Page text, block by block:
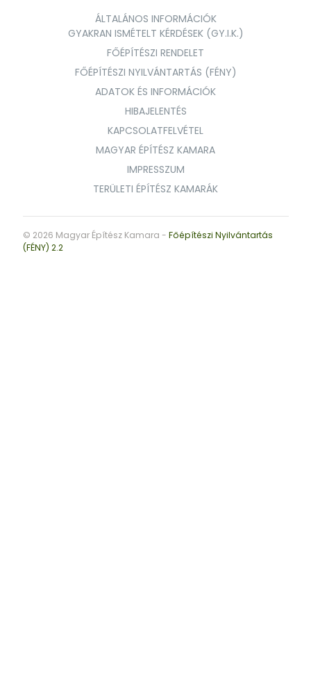
ÁLTALÁNOS INFORMÁCIÓK
GYAKRAN ISMÉTELT KÉRDÉSEK (GY.I.K.)
FŐÉPÍTÉSZI RENDELET
FŐÉPÍTÉSZI NYILVÁNTARTÁS (FÉNY)
ADATOK ÉS INFORMÁCIÓK
HIBAJELENTÉS
KAPCSOLATFELVÉTEL
MAGYAR ÉPÍTÉSZ KAMARA
IMPRESSZUM
TERÜLETI ÉPÍTÉSZ KAMARÁK
© 2026 Magyar Építész Kamara - Főépítészi Nyilvántartás
(FÉNY) 2.2